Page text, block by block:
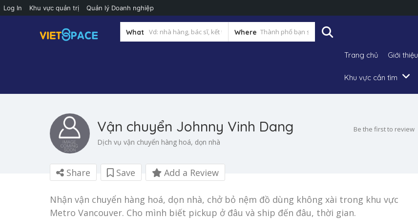
Log In Khu vực quản trị Quản lý Doanh nghiệp
What Where
Trang chủ Giới thiệu
Khu vực cần tìm
Vận chuyển Johnny Vinh Dang
Dịch vụ vận chuyển hàng hoá, dọn nhà
Be the first to review
Share Save Add a Review
Nhận vận chuyển hàng hoá, dọn nhà, chở bỏ nệm đồ dùng không xài trong khu vực
Metro Vancouver. Cho mình biết pickup ở đâu và ship đến đâu, thời gian.